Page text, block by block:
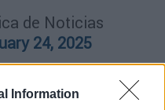
Information
de Noticias
24, 2025
τη σελίδα
διαρκεί έξι